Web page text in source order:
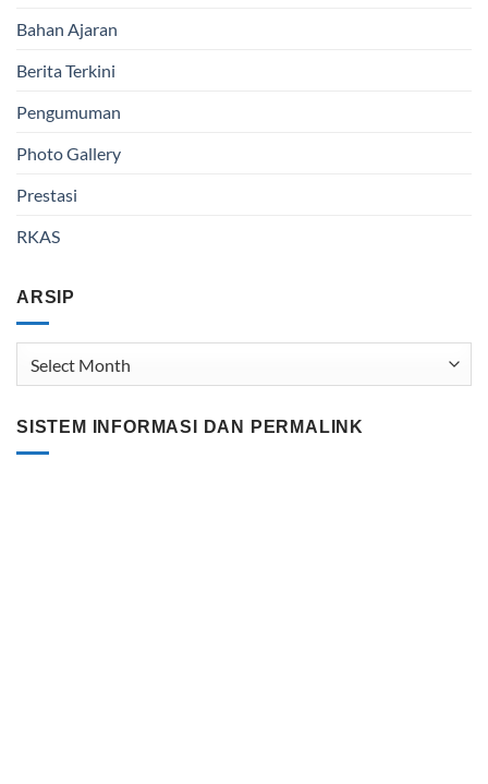
Bahan Ajaran
Berita Terkini
Pengumuman
Photo Gallery
Prestasi
RKAS
ARSIP
SISTEM INFORMASI DAN PERMALINK